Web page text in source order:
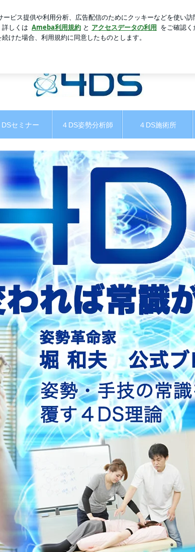
in岡山 | ４DS姿勢革命！巻き肩、脱力で人生は好
見
DSセミナー ４DS姿勢分析師 ４DS施術所